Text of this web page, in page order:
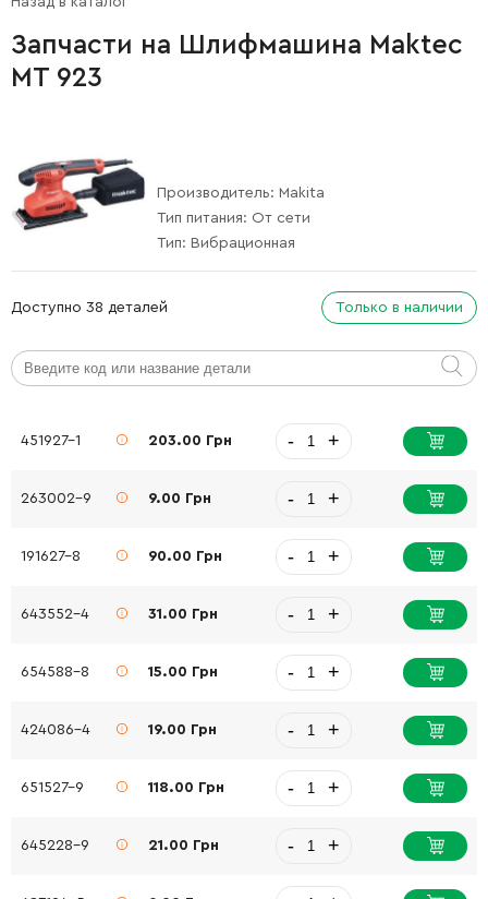
Запчасти на Шлифмашина Maktec
MT 923
Производитель: Makita
Тип питания: От сети
Тип: Вибрационная
Доступно 38 деталей Только в наличии
451927-1 203.00 Грн - +
263002-9 9.00 Грн - +
191627-8 90.00 Грн - +
643552-4 31.00 Грн - +
654588-8 15.00 Грн - +
424086-4 19.00 Грн - +
651527-9 118.00 Грн - +
645228-9 21.00 Грн - +